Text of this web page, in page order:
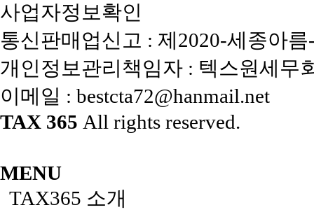
사업자정보확인
통신판매업신고 : 제2020-세종아름
개인정보관리책임자 : 텍스원세무
이메일 : bestcta72@hanmail.net
TAX 365 All rights reserved.
MENU
TAX365 소개